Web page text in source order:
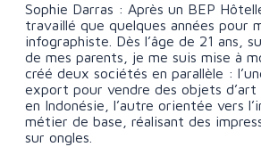
Sophie Darras : Après un BEP
travaillé que quelques années pour
infographiste. Dès l’âge de 21 ans,
de mes parents, je me suis mise à
créé deux sociétés en parallèle :
export pour vendre des objets
en Indonésie, l’autre orientée vers
métier de base, réalisant des
sur ongles.